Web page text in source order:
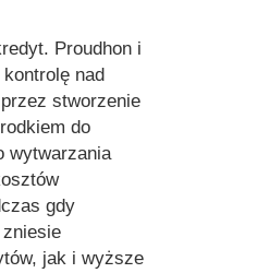
Proudhon i
nad
stworzenie
do
wytwarzania
gdy
jak i wyższe